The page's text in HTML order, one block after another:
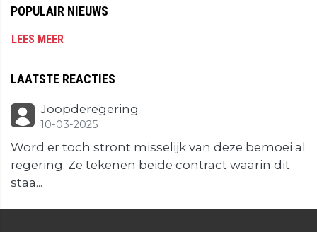
POPULAIR NIEUWS
LEES MEER
LAATSTE REACTIES
Joopderegering
10-03-2025
Word er toch stront misselijk van deze bemoei al
regering. Ze tekenen beide contract waarin dit
staa...